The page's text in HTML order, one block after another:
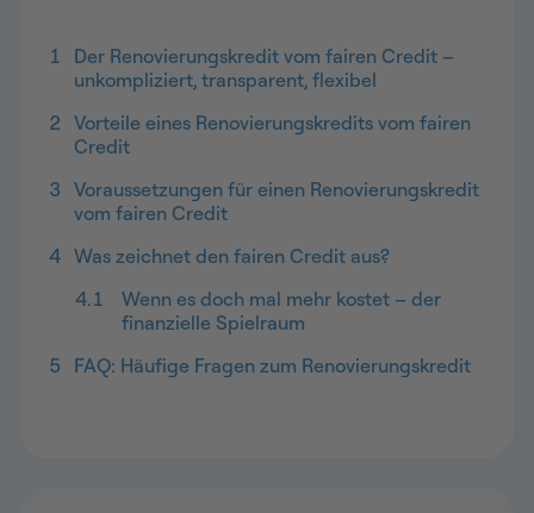
1
Der Renovierungskredit vom fairen Credit –
unkompliziert, transparent, flexibel
2 Vorteile eines Renovierungskredits vom fairen
Credit
3 Voraussetzungen für einen Renovierungskredit
vom fairen Credit
4 Was zeichnet den fairen Credit aus?
4.1
Wenn es doch mal mehr kostet – der
finanzielle Spielraum
5
​FAQ: Häufige Fragen zum Renovierungskredit